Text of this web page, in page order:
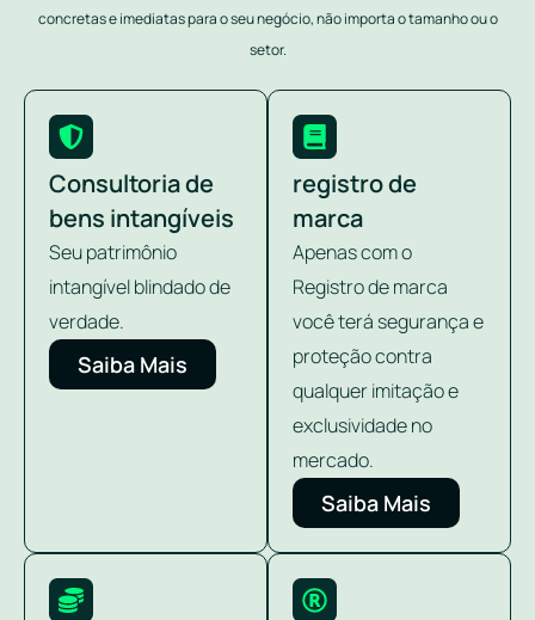
concretas e imediatas para o seu negócio, não importa o tamanho ou o
setor.
Consultoria de
bens intangíveis
Seu patrimônio
intangível blindado de
verdade.
Saiba Mais
registro de
marca
Apenas com o
Registro de marca
você terá segurança e
proteção contra
qualquer imitação e
exclusividade no
mercado.
Saiba Mais